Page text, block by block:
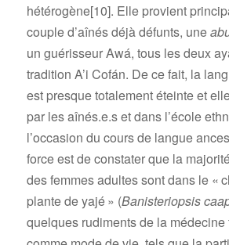
hétérogène[10]. Elle provient
couple d’aînés déjà défunts, une
un guérisseur Awá, tous les deux
tradition A’i Cofán. De ce fait, la
est presque totalement éteinte et
par les aînés.e.s et dans l’école
l’occasion du cours de langue
force est de constater que la
des femmes adultes sont dans le «
plante de yajé » (Banisteriopsis
quelques rudiments de la